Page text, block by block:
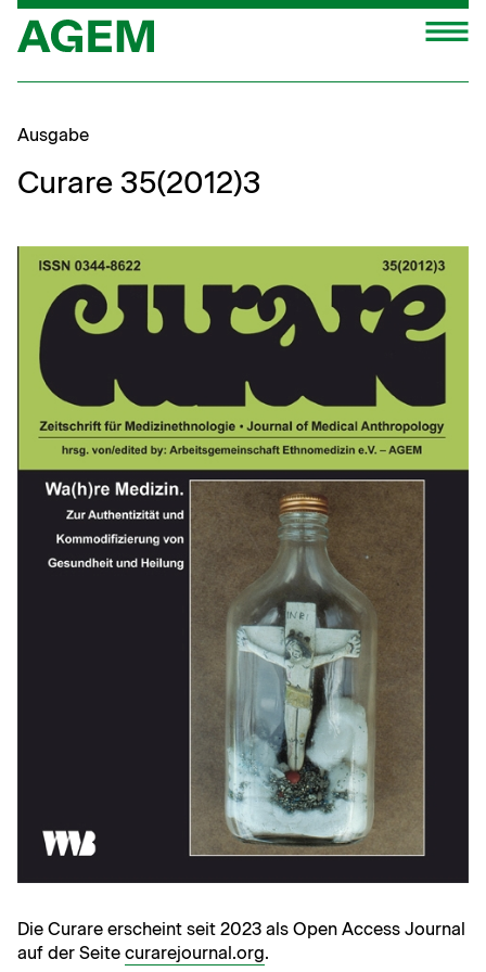
Zum
Inhalt
springen
Ausgabe
Curare 35(2012)3
Die Curare erscheint seit 2023 als Open Access Journal
auf der Seite curarejournal.org.